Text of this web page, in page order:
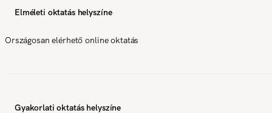
Elméleti oktatás helyszíne
Országosan elérhető online oktatás
Gyakorlati oktatás helyszíne